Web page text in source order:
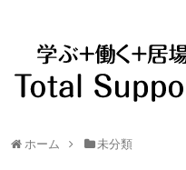
ホーム 未分類